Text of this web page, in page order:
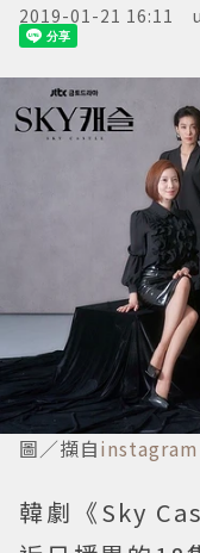
2019-01-21 16:11
圖／擷自instagram
韓劇《Sky